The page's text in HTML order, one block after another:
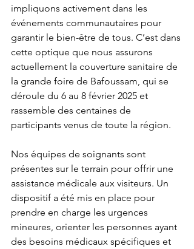
impliquons activement dans les
événements communautaires pour
garantir le bien-être de tous. C’est dans
cette optique que nous assurons
actuellement la couverture sanitaire de
la grande foire de Bafoussam, qui se
déroule du 6 au 8 février 2025 et
rassemble des centaines de
participants venus de toute la région.
Nos équipes de soignants sont
présentes sur le terrain pour offrir une
assistance médicale aux visiteurs. Un
dispositif a été mis en place pour
prendre en charge les urgences
mineures, orienter les personnes ayant
des besoins médicaux spécifiques et